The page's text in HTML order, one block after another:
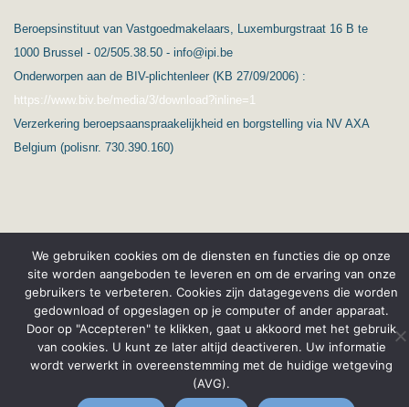
Beroepsinstituut van Vastgoedmakelaars, Luxemburgstraat 16 B te
1000 Brussel - 02/505.38.50 - info@ipi.be
Onderworpen aan de BIV-plichtenleer (KB 27/09/2006) :
https://www.biv.be/media/3/download?inline=1
Verzerkering beroepsaanspraakelijkheid en borgstelling via NV AXA
Belgium (polisnr. 730.390.160)
(C) Ard’immo & Conseils Privacybescherming & GPDR
Français Wettelijke vermeldingen
We gebruiken cookies om de diensten en functies die op onze
site worden aangeboden te leveren en om de ervaring van onze
gebruikers te verbeteren. Cookies zijn datagegevens die worden
gedownload of opgeslagen op je computer of ander apparaat.
Door op "Accepteren" te klikken, gaat u akkoord met het gebruik
van cookies. U kunt ze later altijd deactiveren. Uw informatie
wordt verwerkt in overeenstemming met de huidige wetgeving
(AVG).